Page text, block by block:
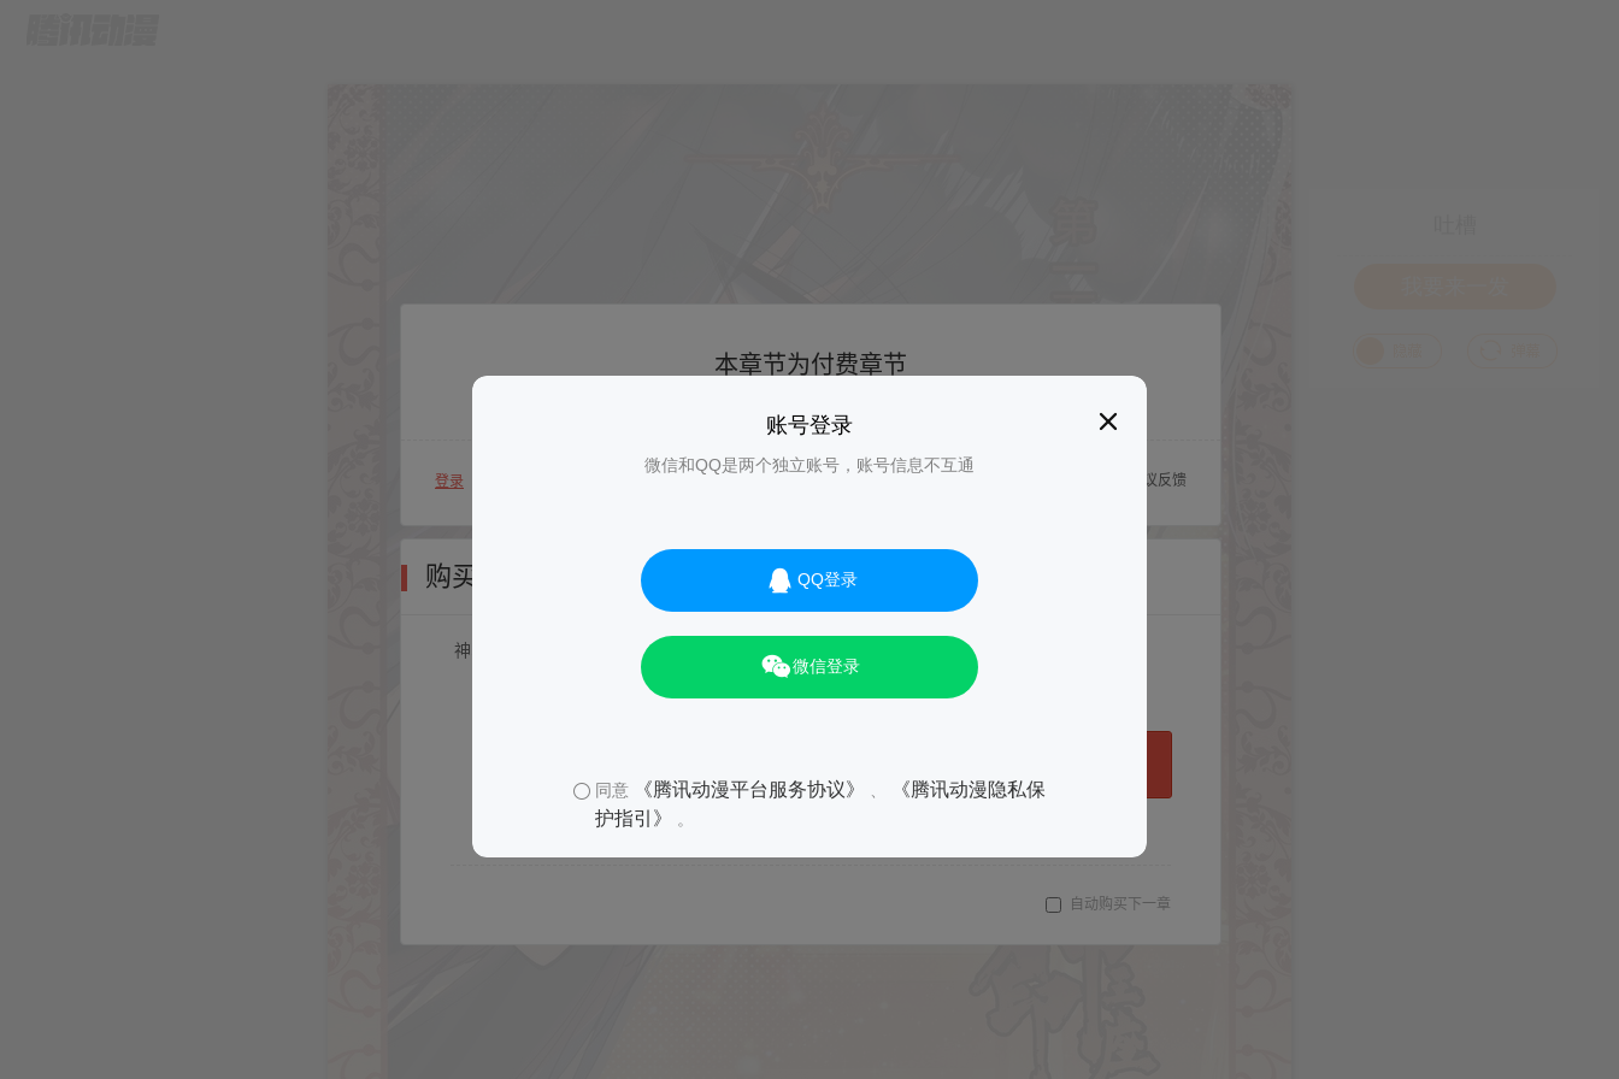
账号登录
微信和QQ是两个独立账号，账号信息不互通
QQ登录
微信登录
同意 《腾讯动漫平台服务协议》
《腾讯动漫隐私保
护指引》
。